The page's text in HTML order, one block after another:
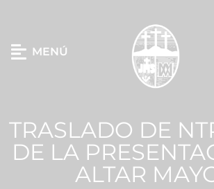
MENÚ
TRASLADO DE
DE LA
ALTAR